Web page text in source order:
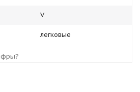
V
легковые